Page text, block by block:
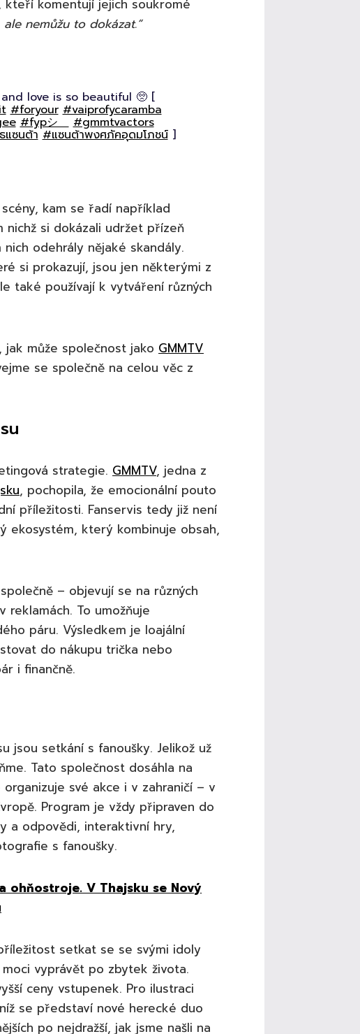
komentují jejich soukromé
nemůžu to dokázat.“
love is so beautiful 🥺 [
#foryour #vaiprofycaramba
#fypシ゚ #gmmtvactors
แซนต้า #แซนต้าพงศภัคอุดมโภชน์]
scény, kam se řadí například
nichž si dokázali udržet přízeň
odehrály nějaké skandály.
si prokazují, jsou jen některými z
také používají k vytváření různých
může společnost jako GMMTV
se společně na celou věc z
strategie. GMMTV, jedna z
, pochopila, že emocionální pouto
příležitosti. Fanservis tedy již není
ekosystém, který kombinuje obsah,
– objevují se na různých
reklamách. To umožňuje
páru. Výsledkem je loajální
do nákupu trička nebo
i finančně.
jsou setkání s fanoušky. Jelikož už
Tato společnost dosáhla na
své akce i v zahraničí – v
Program je vždy připraven do
a odpovědi, interaktivní hry,
s fanoušky.
ohňostroje. V Thajsku se Nový
setkat se se svými idoly
vyprávět po zbytek života.
ceny vstupenek. Pro ilustraci
se představí nové herecké duo
po nejdražší, jak jsme našli na